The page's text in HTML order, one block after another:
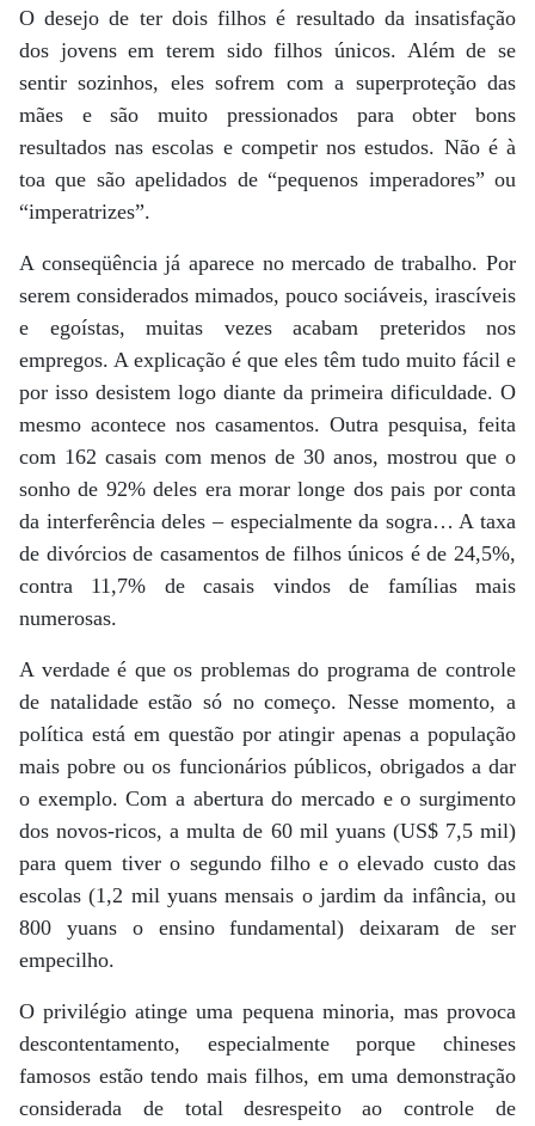
O desejo de ter dois filhos é resultado da insatisfação
dos jovens em terem sido filhos únicos. Além de se
sentir sozinhos, eles sofrem com a superproteção das
mães e são muito pressionados para obter bons
resultados nas escolas e competir nos estudos. Não é à
toa que são apelidados de “pequenos imperadores” ou
“imperatrizes”.
A conseqüência já aparece no mercado de trabalho. Por
serem considerados mimados, pouco sociáveis, irascíveis
e egoístas, muitas vezes acabam preteridos nos
empregos. A explicação é que eles têm tudo muito fácil e
por isso desistem logo diante da primeira dificuldade. O
mesmo acontece nos casamentos. Outra pesquisa, feita
com 162 casais com menos de 30 anos, mostrou que o
sonho de 92% deles era morar longe dos pais por conta
da interferência deles – especialmente da sogra… A taxa
de divórcios de casamentos de filhos únicos é de 24,5%,
contra 11,7% de casais vindos de famílias mais
numerosas.
A verdade é que os problemas do programa de controle
de natalidade estão só no começo. Nesse momento, a
política está em questão por atingir apenas a população
mais pobre ou os funcionários públicos, obrigados a dar
o exemplo. Com a abertura do mercado e o surgimento
dos novos-ricos, a multa de 60 mil yuans (US$ 7,5 mil)
para quem tiver o segundo filho e o elevado custo das
escolas (1,2 mil yuans mensais o jardim da infância, ou
800 yuans o ensino fundamental) deixaram de ser
empecilho.
O privilégio atinge uma pequena minoria, mas provoca
descontentamento, especialmente porque chineses
famosos estão tendo mais filhos, em uma demonstração
considerada de total desrespeito ao controle de